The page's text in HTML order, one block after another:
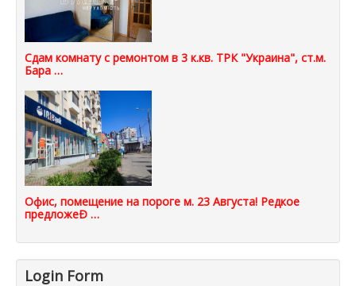
Сдам комнату с ремонтом в 3 к.кв. ТРК "Украина", ст.м.
Бара …
Офис, помещение на пороге м. 23 Августа! Редкое
предложеÐ …
Login Form